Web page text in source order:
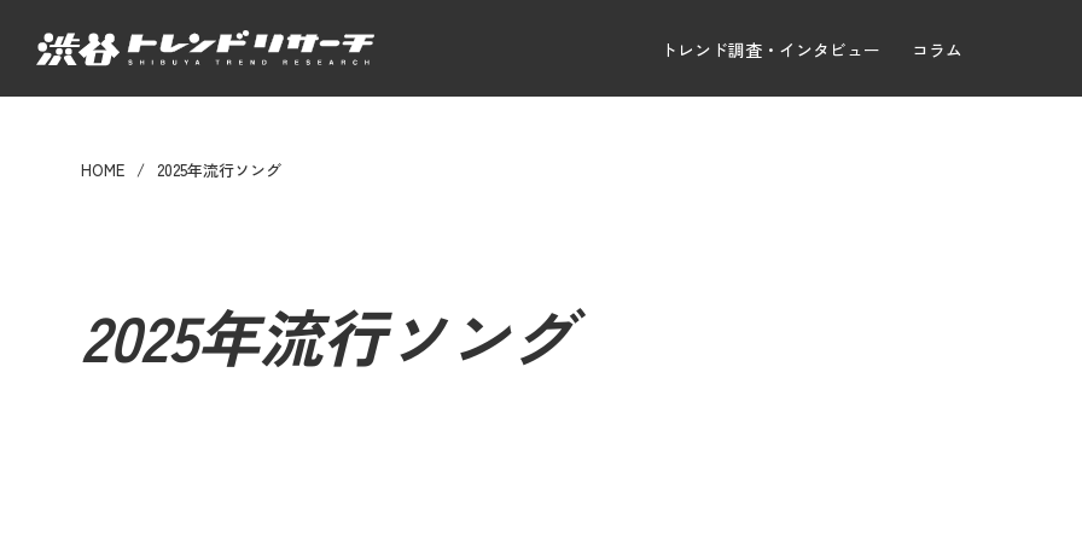
トレンド調査・インタビュー コラム
HOME 2025年流行ソング
2025年流行ソング